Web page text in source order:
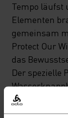
Tempo läufst
Elementen
gemeinsam
Protect Our
das
Der spezielle
infolge des
neue